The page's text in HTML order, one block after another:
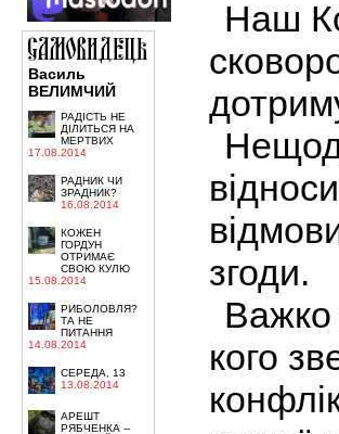
Василь
ВЕЛИМЧИЙ
РАДІСТЬ НЕ
ДІЛИТЬСЯ НА
МЕРТВИХ
17.08.2014
РАДНИК ЧИ
ЗРАДНИК?
16.08.2014
КОЖЕН
ГОРДУН
ОТРИМАЄ
СВОЮ КУЛЮ
15.08.2014
РИБОЛОВЛЯ?
ТА НЕ
ПИТАННЯ
14.08.2014
СЕРЕДА, 13
13.08.2014
АРЕШТ
РЯБЧЕНКА --
Наш
згоди.
Важко
кого